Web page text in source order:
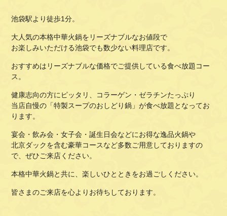
池袋駅より徒歩1分。
大人気の本格中華火鍋をリーズナブルなお値段で
お楽しみいただける池袋でも数少ない料理店です。
おすすめはリーズナブルな価格でご提供している食べ放題コー
ス。
健康志向の方にピッタリ、コラーゲン・ゼラチンたっぷり
当店自慢の「特製スープのおしどり鍋」が食べ放題となってお
ります。
宴会・飲み会・女子会・誕生日会などにお得な逸品火鍋や
北京ダックを含む豪華コースなど多数ご用意しておりますの
で、ぜひご来店ください。
本格中華火鍋と共に、楽しいひとときをお過ごしください。
皆さまのご来店を心よりお待ちしております。